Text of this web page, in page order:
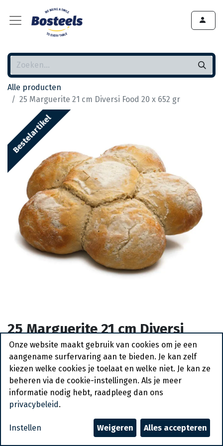
Alle producten
25 Marguerite 21 cm Diversi Food 20 x 652 gr
Bestelartikel
25 Marguerite 21 cm Diversi
Food 20 x 652 gr
Bestelartikel
Vraag een account aan
Algemene voorwaarden
30-dagen geld terug garantie
Verzending: 2-3 werkdagen
Onze website maakt gebruik van cookies om je een
aangename surfervaring aan te bieden. Je kan zelf
kiezen welke cookies je toelaat en welke niet. Je kan ze
beheren via de cookie-instellingen. Als je meer
informatie nodig hebt, raadpleeg dan ons
privacybeleid .
Instellen Weigeren Alles accepteren